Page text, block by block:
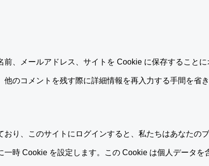
、メールアドレス、サイトを Cookie に保存することに
他のコメントを残す際に詳細情報を再入力する手間を省
おり、このサイトにログインすると、私たちはあなたの
一時 Cookie を設定します。この Cookie は個人データを